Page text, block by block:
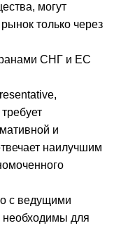
могут
только через
СНГ и ЕС
и
наилучшим
с ведущими
необходимы для